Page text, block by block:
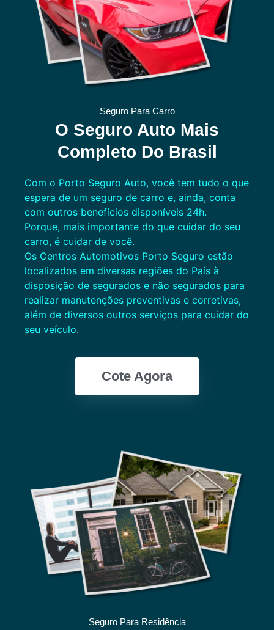
Seguro Para Carro
O Seguro Auto Mais
Completo Do Brasil
Com o Porto Seguro Auto, você tem tudo o que
espera de um seguro de carro e, ainda, conta
com outros benefícios disponíveis 24h.
Porque, mais importante do que cuidar do seu
carro, é cuidar de você.
Os Centros Automotivos Porto Seguro estão
localizados em diversas regiões do País à
disposição de segurados e não segurados para
realizar manutenções preventivas e corretivas,
além de diversos outros serviços para cuidar do
seu veículo.
Cote Agora
Seguro Para Residência